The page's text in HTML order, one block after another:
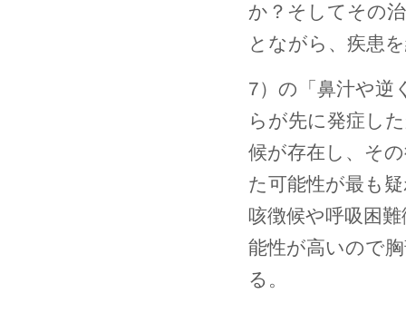
か？そしてその
とながら、疾患
7）の「鼻汁や逆
らが先に発症し
候が存在し、そ
た可能性が最も
咳徴候や呼吸困
能性が高いので
る。